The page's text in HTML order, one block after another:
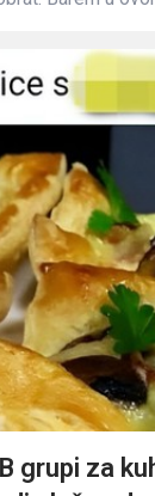
grupi za